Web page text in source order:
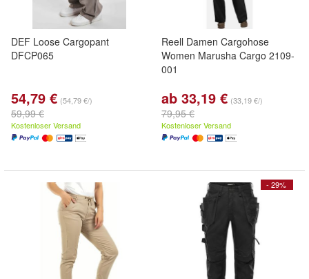
DEF Loose Cargopant
DFCP065
54,79 € (54,79 €/)
59,99 €
Kostenloser Versand
Reell Damen Cargohose
Women Marusha Cargo 2109-
001
ab 33,19 € (33,19 €/)
79,95 €
Kostenloser Versand
- 29%